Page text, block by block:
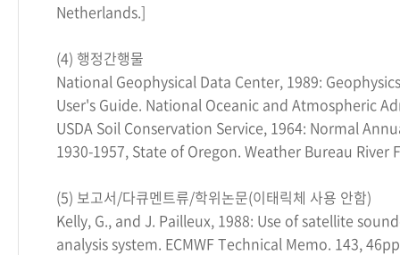
Netherlands.]
(4) 행정간행물
National Geophysical Data Center, 1989:
User's Guide. National Oceanic and Atmospheric
USDA Soil Conservation Service, 1964: Normal
1930-1957, State of Oregon. Weather Bureau River
(5) 보고서/다큐멘트류/학위논문(이태릭체 사용 안함)
Kelly, G., and J. Pailleux, 1988: Use of satellite
analysis system. ECMWF Technical Memo. 143,